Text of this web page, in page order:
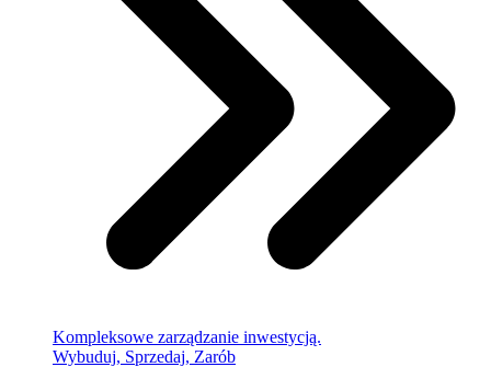
Kompleksowe zarządzanie inwestycją.
Wybuduj, Sprzedaj, Zarób